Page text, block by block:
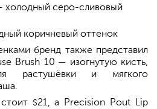
холодный серо-сливовый
коричневый оттенок
бренд также представил
Brush 10 — изогнутую кисть,
растушёвки и мягкого
$21, а Precision Pout Lip